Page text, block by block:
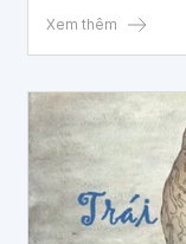
bên. Vậy bán cầu
Xem thêm